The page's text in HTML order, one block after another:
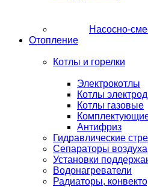
Насосно-
Отопление
Котлы и горелки
Электрокотлы
Котлы
Котлы газовые
Антифриз
Гидравлические
Сепараторы воздуха
Установки
Водонагреватели
Радиаторы,